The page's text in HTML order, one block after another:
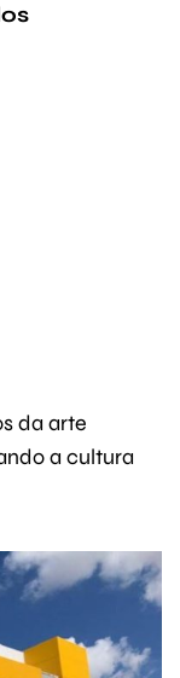
da arte
a cultura